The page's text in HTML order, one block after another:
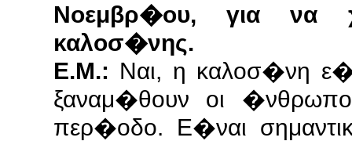
Νοεμβρ�ου, για να
καλοσ�νης.
Ε.Μ.: Ναι, η καλοσ�νη
ξαναμ�θουν οι
περ�οδο. Ε�ναι